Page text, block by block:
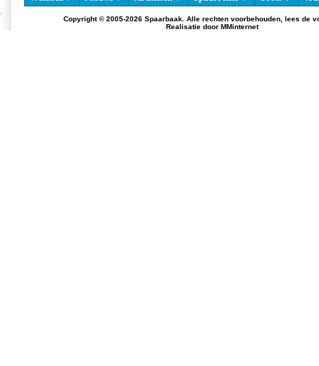
Copyright © 2005-2026 Spaarbaak. Alle rechten voorbehouden, lees de
Realisatie door MMinternet